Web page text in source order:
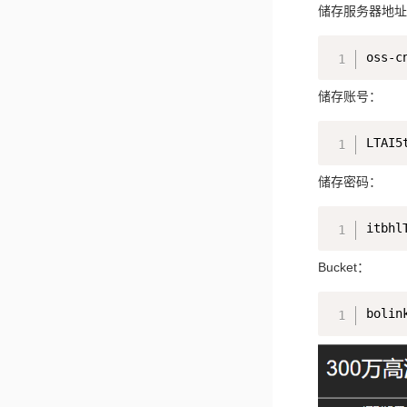
储存服务器地
储存账号：
储存密码：
Bucket：